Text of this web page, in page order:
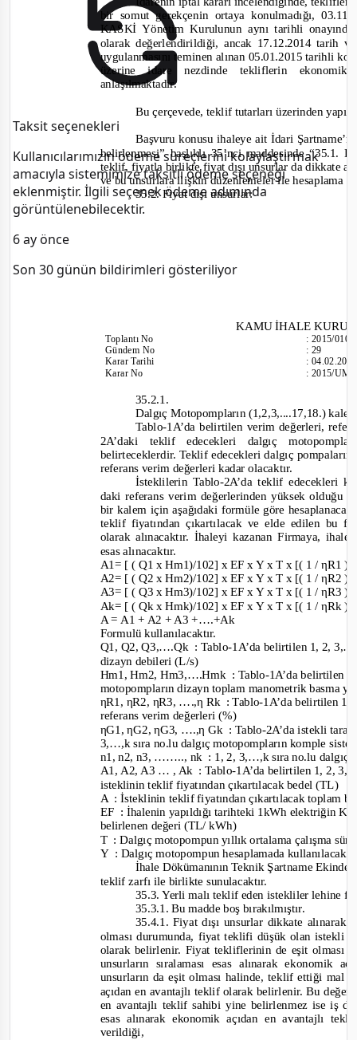
Taksit seçenekleri
Kullanıcılarımızın ödeme süreçlerini kolaylaştırmak
amacıyla sistemimize taksitli ödeme seçeneği
eklenmiştir. İlgili seçenek ödeme adımında
görüntülenebilecektir.
6 ay önce
Son 30 günün bildirimleri gösteriliyor
bir somut gerekçenin ortaya konulmadığı,
KASKİ Yönetim Kurulunun aynı tarihli
olarak değerlendirildiği, ancak 17.12.2014 tarih
uygulanmasını teminen alınan 05.01.2015 tarihli
üzerine idare nezdinde tekliflerin
anlaşılmaktadır.
Bu çerçevede, teklif tutarları üzerinden
Başvuru konusu ihaleye ait İdari
belirlenmesi” başlıklı 35’nci maddesinde“35.1.
teklif, fiyatla birlikte fiyat dışı unsurlar da dikkate
ve bu unsurlara ilişkin düzenlemeler ile hesaplama
35.2. Fiyat dışı unsurlar:
KAMU İHALE
Toplantı No
Gündem No
Karar Tarihi
Karar No
:2015/010
:29
:
:2015/
35.2.1.
Dalgıç Motopompların (1,2,3,....17,18.)
Tablo-1A’da belirtilen verim değerleri,
2A’daki teklif edecekleri dalgıç
belirteceklerdir. Teklif edecekleri dalgıç
referans verim değerleri kadar olacaktır.
İsteklilerin Tablo-2A’da teklif edecekleri
daki referans verim değerlerinden yüksek olduğu
bir kalem için aşağıdaki formüle göre
teklif fiyatından çıkartılacak ve elde edilen bu
olarak alınacaktır. İhaleyi kazanan Firmaya,
esas alınacaktır.
A1= [ ( Q1 x Hm1)/102] x EF x Y x T x [( 1 / ηR1 )
A2= [ ( Q2 x Hm2)/102] x EF x Y x T x [( 1 / ηR2 )
A3= [ ( Q3 x Hm3)/102] x EF x Y x T x [( 1 / ηR3 )
Ak= [ ( Qk x Hmk)/102] x EF x Y x T x [( 1 / ηRk )
A = A1 + A2 + A3 +….+Ak
Formulü kullanılacaktır.
Q1, Q2, Q3,….Qk : Tablo-1A’da belirtilen 1, 2,
dizayn debileri (L/s)
Hm1, Hm2, Hm3,….Hmk : Tablo-1A’da belirtilen
motopompların dizayn toplam manometrik basma
ηR1, ηR2, ηR3, ….,η Rk : Tablo-1A’da belirtilen 1,
referans verim değerleri (%)
ηG1, ηG2, ηG3, ….,η Gk : Tablo-2A’da istekli
3,…,k sıra no.lu dalgıç motopompların komple
n1, n2, n3, …….., nk : 1, 2, 3,…,k sıra no.lu dalgıç
A1, A2, A3 … , Ak : Tablo-1A’da belirtilen 1, 2,
isteklinin teklif fiyatından çıkartılacak bedel (TL)
A : İsteklinin teklif fiyatından çıkartılacak toplam
EF : İhalenin yapıldığı tarihteki 1kWh elektriğin
belirlenen değeri (TL/ kWh)
T : Dalgıç motopompun yıllık ortalama çalışma
Y : Dalgıç motopompun hesaplamada kullanılacak
İhale Dökümanının Teknik Şartname Ekinde
teklif zarfı ile birlikte sunulacaktır.
35.3. Yerli malı teklif eden istekliler lehine
35.3.1. Bu madde boş bırakılmıştır.
35.4.1. Fiyat dışı unsurlar dikkate
olması durumunda, fiyat teklifi düşük olan istekli
olarak belirlenir. Fiyat tekliflerinin de eşit olması
unsurların sıralaması esas alınarak
unsurların da eşit olması halinde, teklif ettiği
açıdan en avantajlı teklif olarak belirlenir. Bu
en avantajlı teklif sahibi yine belirlenmez ise iş
esas alınarak ekonomik açıdan en avantajlı
verildiği,